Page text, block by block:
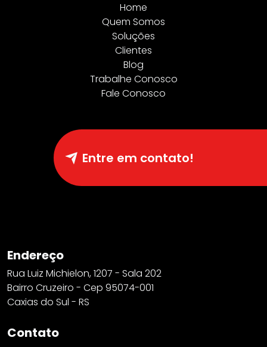
Endereço
Rua Luiz Michielon, 1207 - Sala 202
Bairro Cruzeiro - Cep 95074-001
Caxias do Sul - RS
Contato
Home
Quem Somos
Soluções
Clientes
Blog
Trabalhe Conosco
Fale Conosco
Entre em contato!